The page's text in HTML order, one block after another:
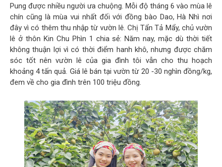
Pung được nhiều người ưa chuộng. Mỗi độ tháng 6 vào mùa lê
chín cũng là mùa vui nhất đối với đồng bào Dao, Hà Nhì nơi
đây vì có thêm thu nhập từ vườn lê. Chị Tẩn Tả Mẩy, chủ vườn
lê ở thôn Kin Chu Phìn 1 chia sẻ: Năm nay, mặc dù thời tiết
không thuận lợi vì có thời điểm hanh khô, nhưng được chăm
sóc tốt nên vườn lê của gia đình tôi vẫn cho thu hoạch
khoảng 4 tấn quả. Giá lê bán tại vườn từ 20 -30 nghìn đồng/kg,
đem về cho gia đình trên 100 triệu đồng.